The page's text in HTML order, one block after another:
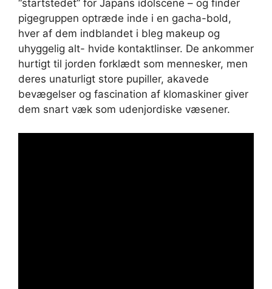
“startstedet” for Japans idolscene – og finder
pigegruppen optræde inde i en gacha-bold,
hver af dem indblandet i bleg makeup og
uhyggelig alt- hvide kontaktlinser. De ankommer
hurtigt til jorden forklædt som mennesker, men
deres unaturligt store pupiller, akavede
bevægelser og fascination af klomaskiner giver
dem snart væk som udenjordiske væsener.